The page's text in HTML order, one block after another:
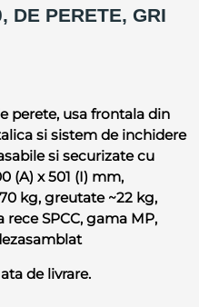
DE PERETE, GRI
perete, usa frontala din
si sistem de inchidere
si securizate cu
(A) x 501 (I) mm,
kg, greutate ~22 kg,
SPCC, gama MP,
de livrare.